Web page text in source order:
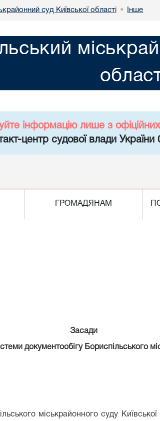
суд Київської області • Інше
інформацію лише з
центр судової влади
ГРОМАДЯНАМ
Засади
документообігу Бориспільського
міськрайонного суду